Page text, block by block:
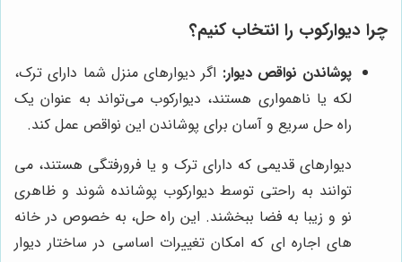
چرا دیوارکوب را انتخاب کنیم؟
پوشاندن نواقص دیوار: اگر دیوارهای منزل شما دارای ترک،
لکه یا ناهمواری هستند، دیوارکوب می‌تواند به عنوان یک
راه حل سریع و آسان برای پوشاندن این نواقص عمل کند.
دیوارهای قدیمی که دارای ترک و یا فرورفتگی هستند، می
توانند به راحتی توسط دیوارکوب پوشانده شوند و ظاهری
نو و زیبا به فضا ببخشند. این راه حل، به خصوص در خانه
های اجاره ای که امکان تغییرات اساسی در ساختار دیوار